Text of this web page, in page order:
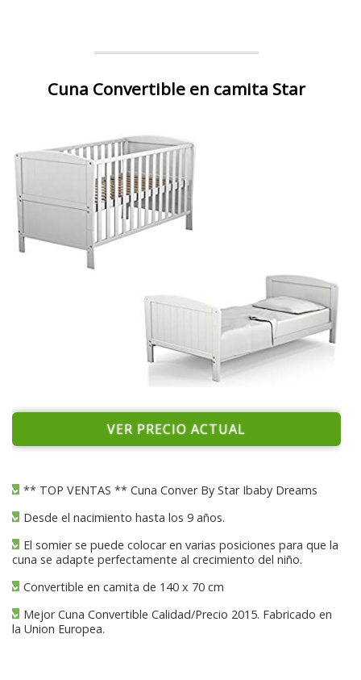
Cuna Convertible en camita Star
VER PRECIO ACTUAL
** TOP VENTAS ** Cuna Conver By Star Ibaby Dreams
Desde el nacimiento hasta los 9 años.
El somier se puede colocar en varias posiciones para que la
cuna se adapte perfectamente al crecimiento del niño.
Convertible en camita de 140 x 70 cm
Mejor Cuna Convertible Calidad/Precio 2015. Fabricado en
la Union Europea.